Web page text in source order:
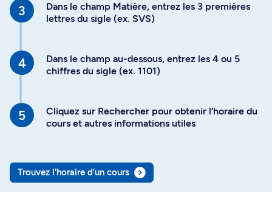
Dans le champ Matière, entrez les 3 premières
lettres du sigle (ex. SVS)
Dans le champ au-dessous, entrez les 4 ou 5
chiffres du sigle (ex. 1101)
Cliquez sur Rechercher pour obtenir l’horaire du
cours et autres informations utiles
Trouvez l’horaire d’un cours